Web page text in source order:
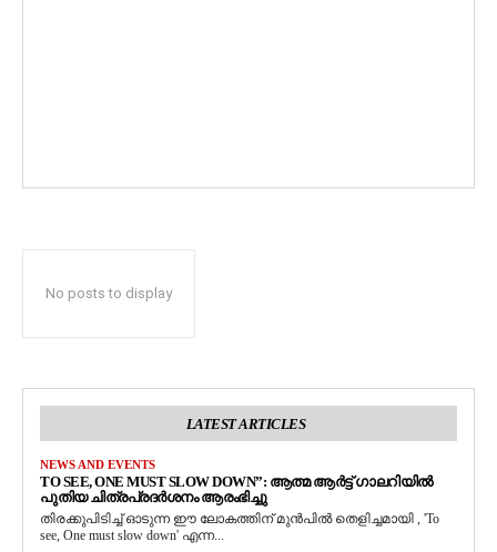
No posts to display
LATEST ARTICLES
NEWS AND EVENTS
TO SEE, ONE MUST SLOW DOWN”: ആത്മ ആർട്ട് ഗാലറിയിൽ
പുതിയ ചിത്രപ്രദർശനം ആരംഭിച്ചു
തിരക്കുപിടിച്ച് ഓടുന്ന ഈ ലോകത്തിന് മുൻപിൽ തെളിച്ചമായി , 'To
see, One must slow down' എന്ന...